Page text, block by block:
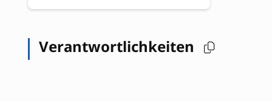
Verantwortlichkeiten